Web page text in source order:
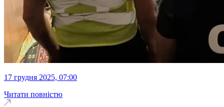
17 грудня 2025, 07:00
Читати повністю